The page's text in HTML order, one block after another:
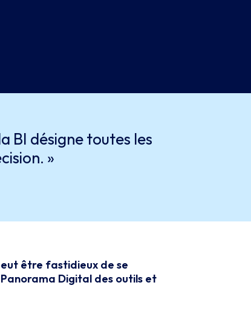
BI désigne toutes les
»
être fastidieux de se
Digital des outils et